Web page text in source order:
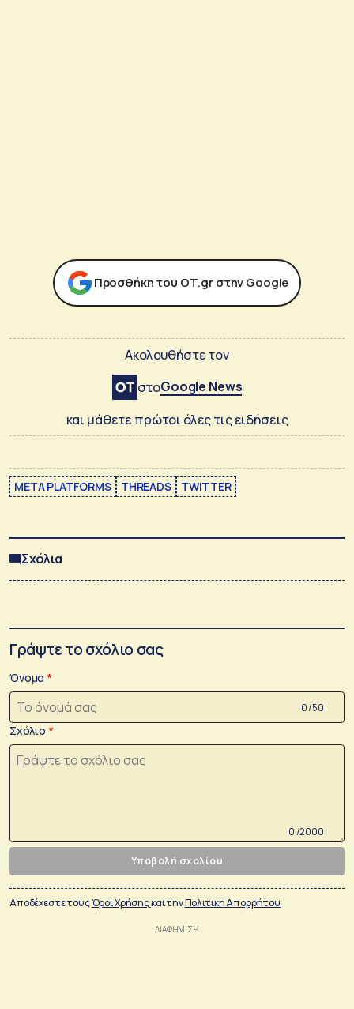
Προσθήκη του ΟΤ.gr στην Google
Ακολουθήστε τον
στοGoogle News
και μάθετε πρώτοι όλες τις ειδήσεις
META PLATFORMS THREADS TWITTER
Σχόλια
Γράψτε το σχόλιο σας
Όνομα
0 /50
Σχόλιο
0 /2000
Υποβολή σχολίου
Αποδέχεστε τουςΌροι Χρήσηςκαι τηνΠολιτικη Απορρήτου